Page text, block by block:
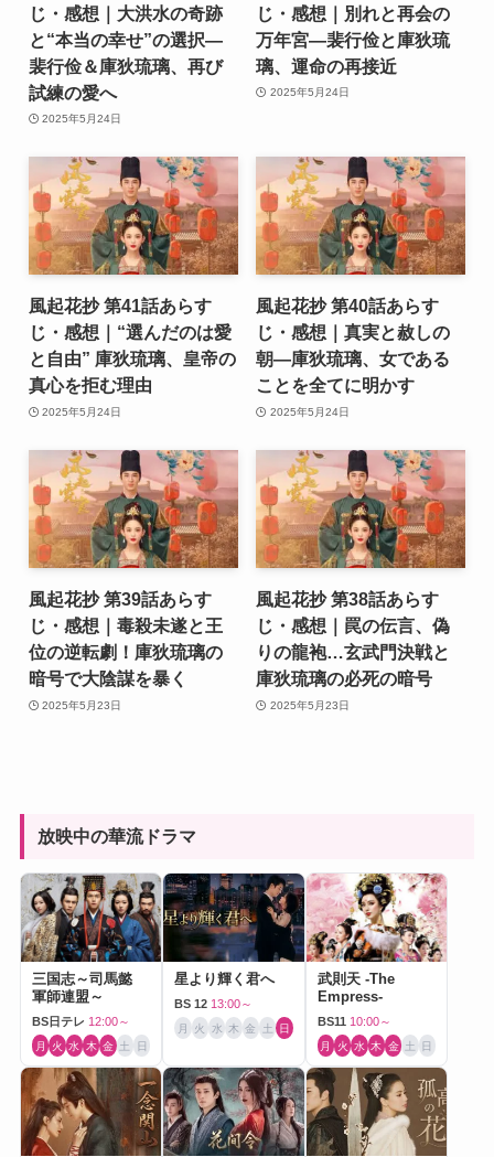
じ・感想｜大洪水の奇跡
と“本当の幸せ”の選択―
裴行俭＆庫狄琉璃、再び
試練の愛へ
2025年5月24日
じ・感想｜別れと再会の
万年宮―裴行俭と庫狄琉
璃、運命の再接近
2025年5月24日
風起花抄 第41話あらす
じ・感想｜“選んだのは愛
と自由” 庫狄琉璃、皇帝の
真心を拒む理由
2025年5月24日
風起花抄 第40話あらす
じ・感想｜真実と赦しの
朝―庫狄琉璃、女である
ことを全てに明かす
2025年5月24日
風起花抄 第39話あらす
じ・感想｜毒殺未遂と王
位の逆転劇！庫狄琉璃の
暗号で大陰謀を暴く
2025年5月23日
風起花抄 第38話あらす
じ・感想｜罠の伝言、偽
りの龍袍…玄武門決戦と
庫狄琉璃の必死の暗号
2025年5月23日
放映中の華流ドラマ
三国志～司馬懿
軍師連盟～
BS日テレ 12:00～
月 火 水 木 金 土 日
星より輝く君へ
BS 12 13:00～
月 火 水 木 金 土 日
武則天 -The
Empress-
BS11 10:00～
月 火 水 木 金 土 日